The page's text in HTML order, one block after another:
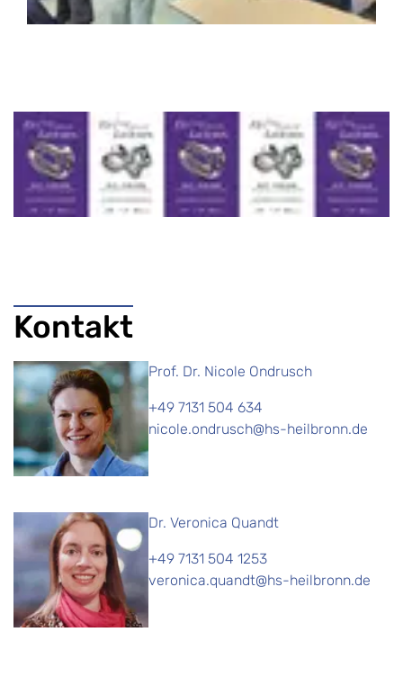
Kontakt
Prof. Dr. Nicole Ondrusch
+49 7131 504 634
nicole.ondrusch@hs-heilbronn.de
Dr. Veronica Quandt
+49 7131 504 1253
veronica.quandt@hs-heilbronn.de